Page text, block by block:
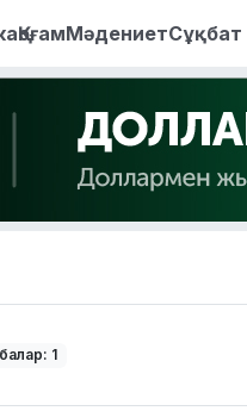
ҚоғамМәдениетСұқбат
1